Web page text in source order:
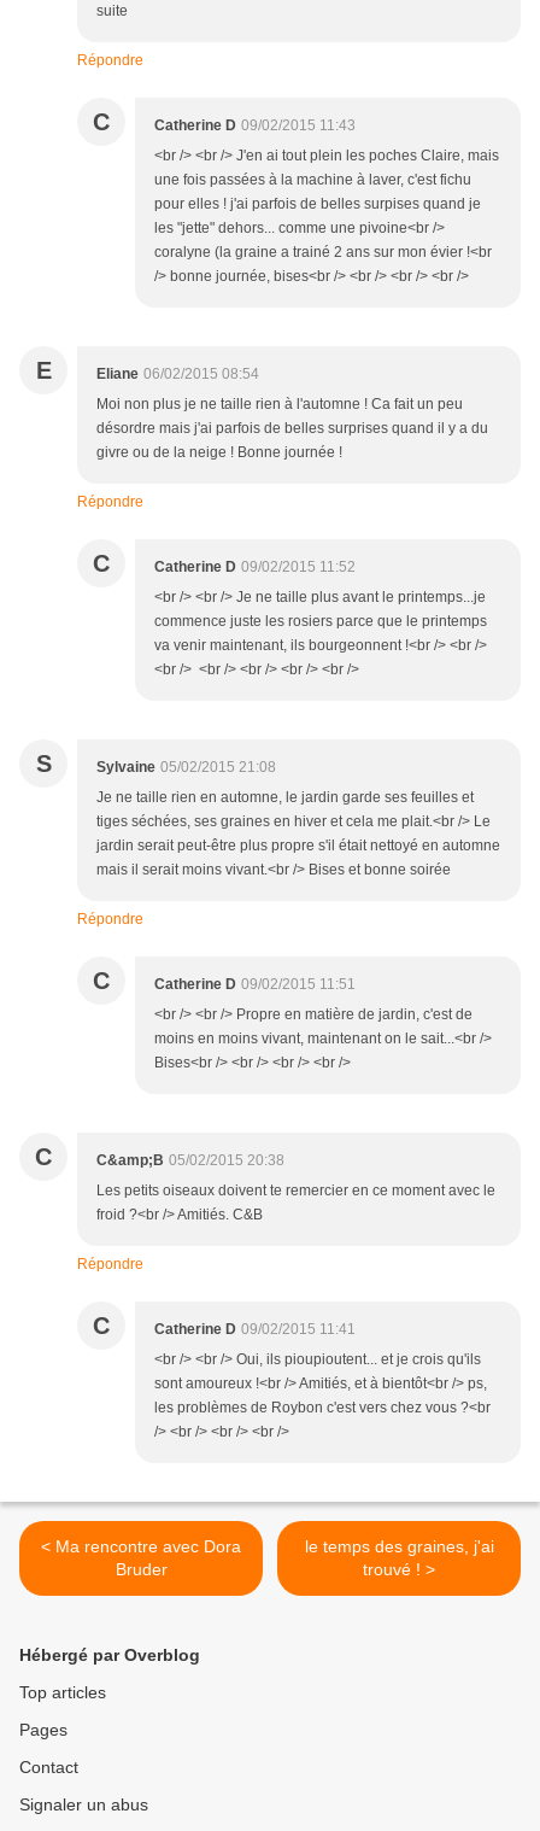
suite
Répondre
C Catherine D 09/02/2015 11:43
<br /> <br /> J'en ai tout plein les poches Claire, mais
une fois passées à la machine à laver, c'est fichu
pour elles ! j'ai parfois de belles surpises quand je
les "jette" dehors... comme une pivoine<br />
coralyne (la graine a trainé 2 ans sur mon évier !<br
/> bonne journée, bises<br /> <br /> <br /> <br />
E Eliane 06/02/2015 08:54
Moi non plus je ne taille rien à l'automne ! Ca fait un peu
désordre mais j'ai parfois de belles surprises quand il y a du
givre ou de la neige ! Bonne journée !
Répondre
C Catherine D 09/02/2015 11:52
<br /> <br /> Je ne taille plus avant le printemps...je
commence juste les rosiers parce que le printemps
va venir maintenant, ils bourgeonnent !<br /> <br />
<br /> <br /> <br /> <br /> <br />
S Sylvaine 05/02/2015 21:08
Je ne taille rien en automne, le jardin garde ses feuilles et
tiges séchées, ses graines en hiver et cela me plait.<br /> Le
jardin serait peut-être plus propre s'il était nettoyé en automne
mais il serait moins vivant.<br /> Bises et bonne soirée
Répondre
C Catherine D 09/02/2015 11:51
<br /> <br /> Propre en matière de jardin, c'est de
moins en moins vivant, maintenant on le sait...<br />
Bises<br /> <br /> <br /> <br />
C C&amp;B 05/02/2015 20:38
Les petits oiseaux doivent te remercier en ce moment avec le
froid ?<br /> Amitiés. C&B
Répondre
C Catherine D 09/02/2015 11:41
<br /> <br /> Oui, ils pioupioutent... et je crois qu'ils
sont amoureux !<br /> Amitiés, et à bientôt<br /> ps,
les problèmes de Roybon c'est vers chez vous ?<br
/> <br /> <br /> <br />
< Ma rencontre avec Dora
Bruder
le temps des graines, j'ai
trouvé ! >
Hébergé par Overblog
Top articles
Pages
Contact
Signaler un abus